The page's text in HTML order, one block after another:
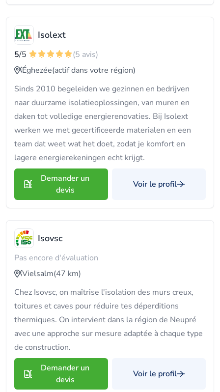
Isolext
5/5
(5 avis)
Éghezée(actif dans votre région)
Sinds 2010 begeleiden we gezinnen en bedrijven
naar duurzame isolatieoplossingen, van muren en
daken tot volledige energierenovaties. Bij Isolext
werken we met gecertificeerde materialen en een
team dat weet wat het doet, zodat je komfort en
lagere energierekeningen echt krijgt.
Demander un
devis
Voir le profil
Isovsc
Pas encore d'évaluation
Vielsalm(47 km)
Chez Isovsc, on maîtrise l'isolation des murs creux,
toitures et caves pour réduire tes déperditions
thermiques. On intervient dans la région de Neupré
avec une approche sur mesure adaptée à chaque type
de construction.
Demander un
devis
Voir le profil